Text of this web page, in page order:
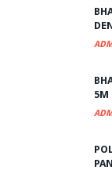
5M